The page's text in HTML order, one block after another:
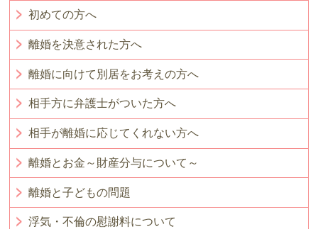
初めての方へ
離婚を決意された方へ
離婚に向けて別居をお考えの方へ
相手方に弁護士がついた方へ
相手が離婚に応じてくれない方へ
離婚とお金～財産分与について～
離婚と子どもの問題
浮気・不倫の慰謝料について